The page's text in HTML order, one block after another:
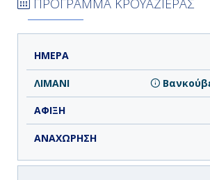
ΠΡΟΓΡΑΜΜΑ ΚΡΟΥΑΖΙΕΡΑΣ
ΗΜΕΡΑ